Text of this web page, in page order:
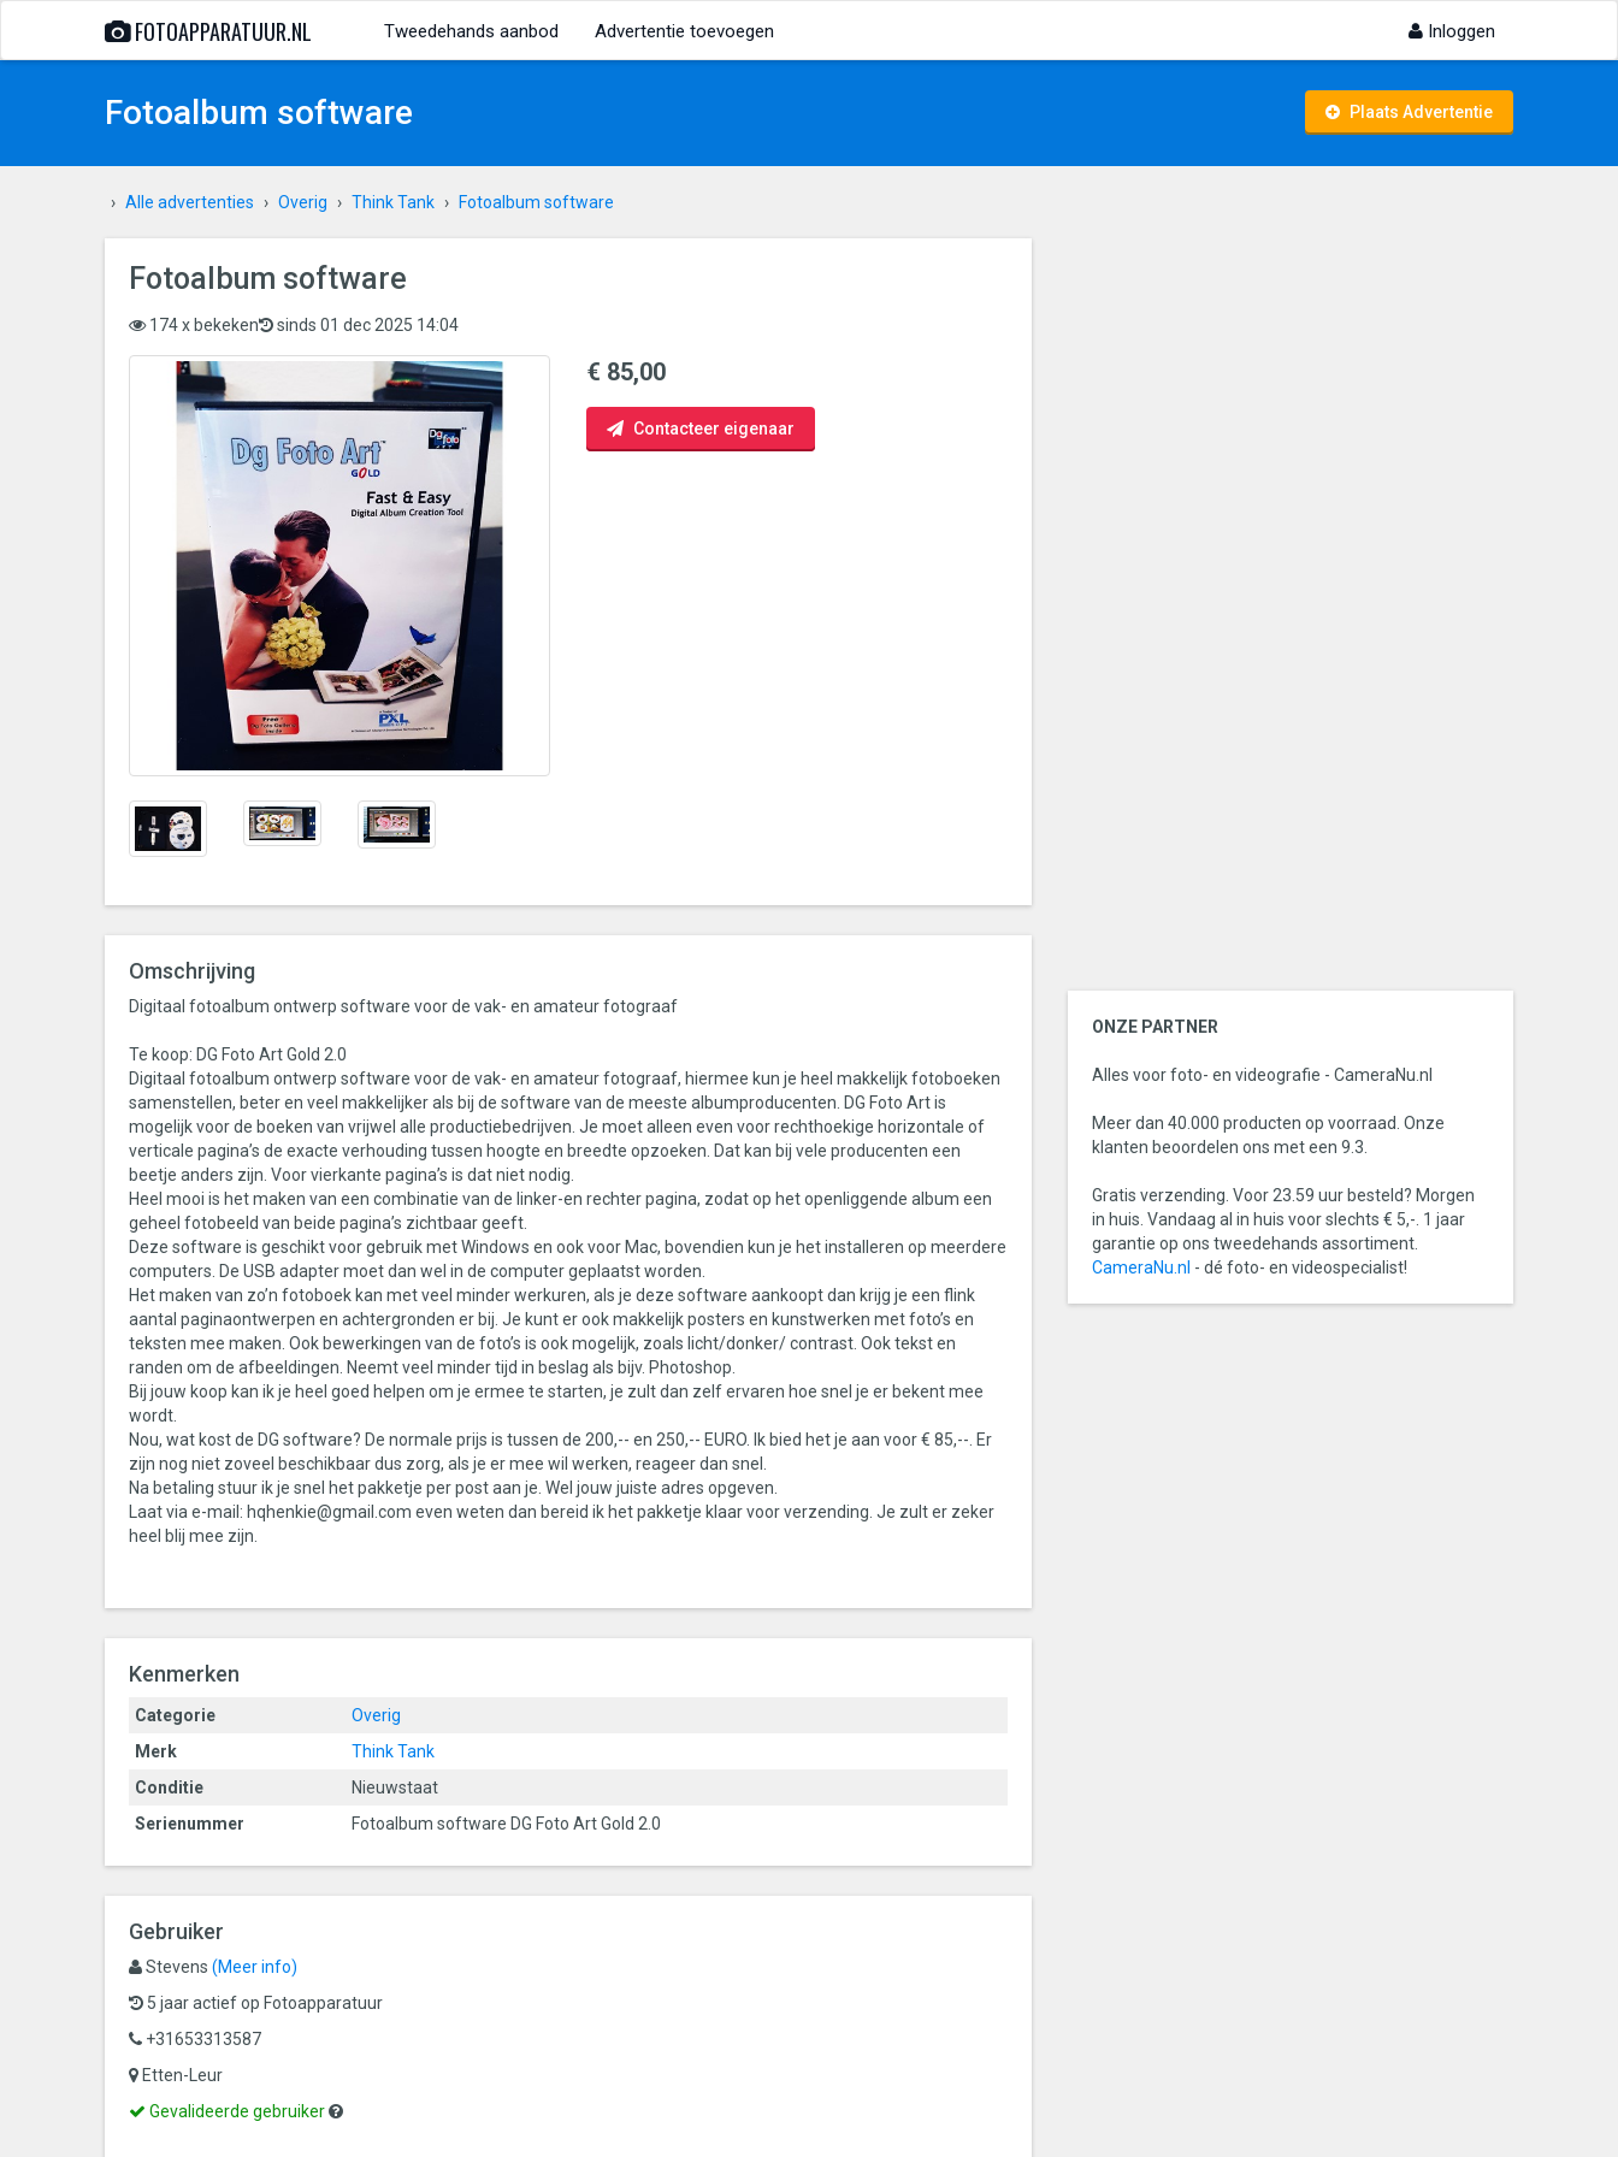
FOTOAPPARATUUR.NL Tweedehands aanbod Advertentie toevoegen Inloggen
Fotoalbum software Plaats Advertentie
Alle advertenties Overig Think Tank Fotoalbum software
Fotoalbum software
174 x bekeken sinds 01 dec 2025 14:04
€ 85,00
Contacteer eigenaar
Omschrijving
Digitaal fotoalbum ontwerp software voor de vak- en amateur fotograaf
Te koop: DG Foto Art Gold 2.0
Digitaal fotoalbum ontwerp software voor de vak- en amateur fotograaf, hiermee kun je heel makkelijk fotoboeken
samenstellen, beter en veel makkelijker als bij de software van de meeste albumproducenten. DG Foto Art is
mogelijk voor de boeken van vrijwel alle productiebedrijven. Je moet alleen even voor rechthoekige horizontale of
verticale pagina’s de exacte verhouding tussen hoogte en breedte opzoeken. Dat kan bij vele producenten een
beetje anders zijn. Voor vierkante pagina’s is dat niet nodig.
Heel mooi is het maken van een combinatie van de linker-en rechter pagina, zodat op het openliggende album een
geheel fotobeeld van beide pagina’s zichtbaar geeft.
Deze software is geschikt voor gebruik met Windows en ook voor Mac, bovendien kun je het installeren op meerdere
computers. De USB adapter moet dan wel in de computer geplaatst worden.
Het maken van zo’n fotoboek kan met veel minder werkuren, als je deze software aankoopt dan krijg je een flink
aantal paginaontwerpen en achtergronden er bij. Je kunt er ook makkelijk posters en kunstwerken met foto’s en
teksten mee maken. Ook bewerkingen van de foto’s is ook mogelijk, zoals licht/donker/ contrast. Ook tekst en
randen om de afbeeldingen. Neemt veel minder tijd in beslag als bijv. Photoshop.
Bij jouw koop kan ik je heel goed helpen om je ermee te starten, je zult dan zelf ervaren hoe snel je er bekent mee
wordt.
Nou, wat kost de DG software? De normale prijs is tussen de 200,-- en 250,-- EURO. Ik bied het je aan voor € 85,--. Er
zijn nog niet zoveel beschikbaar dus zorg, als je er mee wil werken, reageer dan snel.
Na betaling stuur ik je snel het pakketje per post aan je. Wel jouw juiste adres opgeven.
Laat via e-mail: hqhenkie@gmail.com even weten dan bereid ik het pakketje klaar voor verzending. Je zult er zeker
heel blij mee zijn.
Kenmerken
Categorie
Overig
Merk
Think Tank
Conditie
Nieuwstaat
Serienummer
Fotoalbum software DG Foto Art Gold 2.0
Gebruiker
Stevens (Meer info)
5 jaar actief op Fotoapparatuur
+31653313587
Etten-Leur
Dit
Gevalideerde gebruiker
Gevalideerde
ONZE PARTNER
Alles voor foto- en videografie - CameraNu.nl
Meer dan 40.000 producten op voorraad. Onze
klanten beoordelen ons met een 9.3.
Gratis verzending. Voor 23.59 uur besteld? Morgen
in huis. Vandaag al in huis voor slechts € 5,-. 1 jaar
garantie op ons tweedehands assortiment.
CameraNu.nl - dé foto- en videospecialist!